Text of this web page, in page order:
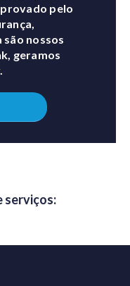
pelo
nossos
geramos
serviços: